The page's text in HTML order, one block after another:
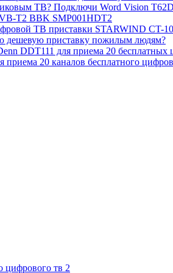
ТВ? Подключи Word Vision
T2 BBK SMP001HDT2
ТВ приставки STARWIND CT-
дешевую приставку пожилым людям?
DDT111 для приема 20
20 каналов бесплатного
цифрового тв 2